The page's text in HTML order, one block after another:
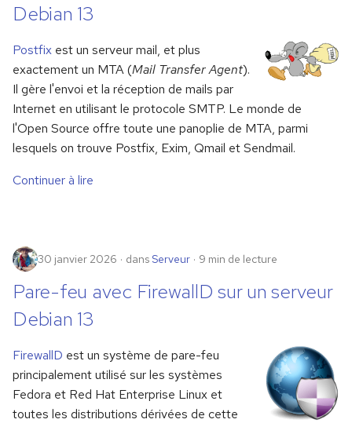
Debian 13
Postfix est un serveur mail, et plus
exactement un MTA (Mail Transfer Agent).
Il gère l'envoi et la réception de mails par
Internet en utilisant le protocole SMTP. Le monde de
l'Open Source offre toute une panoplie de MTA, parmi
lesquels on trouve Postfix, Exim, Qmail et Sendmail.
Continuer à lire
30 janvier 2026 dansServeur 9 min de lecture
Pare-feu avec FirewallD sur un serveur
Debian 13
FirewallD est un système de pare-feu
principalement utilisé sur les systèmes
Fedora et Red Hat Enterprise Linux et
toutes les distributions dérivées de cette